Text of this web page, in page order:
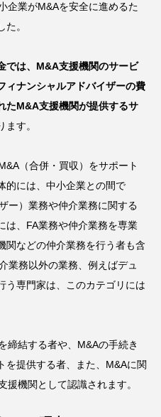
企業がM&Aを安全に進めるた
。
では、M&A支援機関のサービ
ィナンシャルアドバイザーの費
たM&A支援機関が提供するサ
ます。
（合併・買収）をサポート
的には、中小企業との間で
ー）業務や仲介業務に関する
は、FA業務や仲介業務を専業
関などの仲介業務を行う者も含
業務以外の業務、例えばデュ
う専門家は、このカテゴリには
締結する者や、M&Aの手続き
を提供する者、また、M&Aに関
援機関として認識されます。